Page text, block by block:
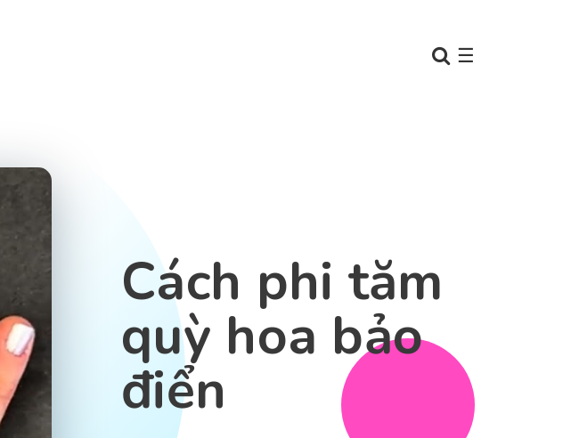
☰
Cách phi tăm
quỳ hoa bảo
điển